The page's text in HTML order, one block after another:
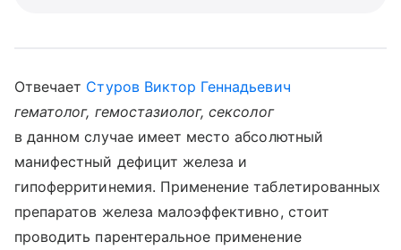
Отвечает Стуров Виктор Геннадьевич
гематолог, гемостазиолог, сексолог
в данном случае имеет место абсолютный
манифестный дефицит железа и
гипоферритинемия. Применение таблетированных
препаратов железа малоэффективно, стоит
проводить парентеральное применение